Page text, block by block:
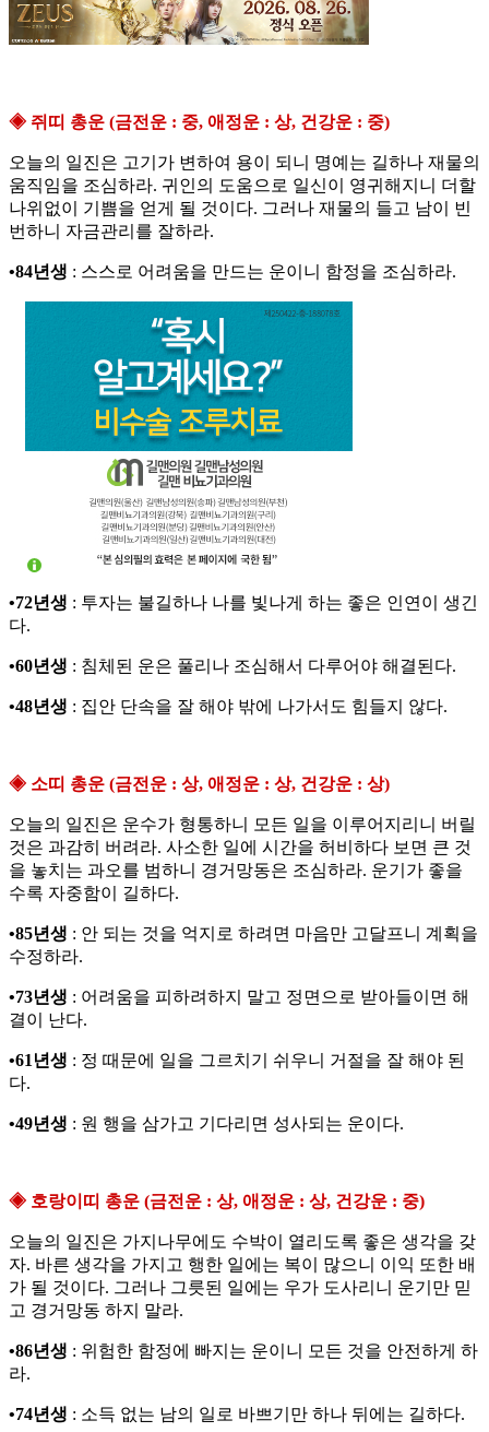
◈ 쥐띠 총운 (금전운 : 중, 애정운 : 상, 건강운 : 중)
오늘의 일진은 고기가 변하여 용이 되니 명예는 길하나 재물의
움직임을 조심하라. 귀인의 도움으로 일신이 영귀해지니 더할
나위없이 기쁨을 얻게 될 것이다. 그러나 재물의 들고 남이 빈
번하니 자금관리를 잘하라.
•84년생 : 스스로 어려움을 만드는 운이니 함정을 조심하라.
•72년생 : 투자는 불길하나 나를 빛나게 하는 좋은 인연이 생긴
다.
•60년생 : 침체된 운은 풀리나 조심해서 다루어야 해결된다.
•48년생 : 집안 단속을 잘 해야 밖에 나가서도 힘들지 않다.
◈ 소띠 총운 (금전운 : 상, 애정운 : 상, 건강운 : 상)
오늘의 일진은 운수가 형통하니 모든 일을 이루어지리니 버릴
것은 과감히 버려라. 사소한 일에 시간을 허비하다 보면 큰 것
을 놓치는 과오를 범하니 경거망동은 조심하라. 운기가 좋을
수록 자중함이 길하다.
•85년생 : 안 되는 것을 억지로 하려면 마음만 고달프니 계획을
수정하라.
•73년생 : 어려움을 피하려하지 말고 정면으로 받아들이면 해
결이 난다.
•61년생 : 정 때문에 일을 그르치기 쉬우니 거절을 잘 해야 된
다.
•49년생 : 원 행을 삼가고 기다리면 성사되는 운이다.
◈ 호랑이띠 총운 (금전운 : 상, 애정운 : 상, 건강운 : 중)
오늘의 일진은 가지나무에도 수박이 열리도록 좋은 생각을 갖
자. 바른 생각을 가지고 행한 일에는 복이 많으니 이익 또한 배
가 될 것이다. 그러나 그릇된 일에는 우가 도사리니 운기만 믿
고 경거망동 하지 말라.
•86년생 : 위험한 함정에 빠지는 운이니 모든 것을 안전하게 하
라.
•74년생 : 소득 없는 남의 일로 바쁘기만 하나 뒤에는 길하다.